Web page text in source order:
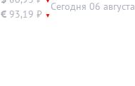
€ 93,19 ₽ ▼
Сегодня 06 августа